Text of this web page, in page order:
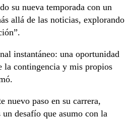
su nueva temporada con un
allá de las noticias, explorando
instantáneo: una oportunidad
la contingencia y mis propios
nuevo paso en su carrera,
un desafío que asumo con la